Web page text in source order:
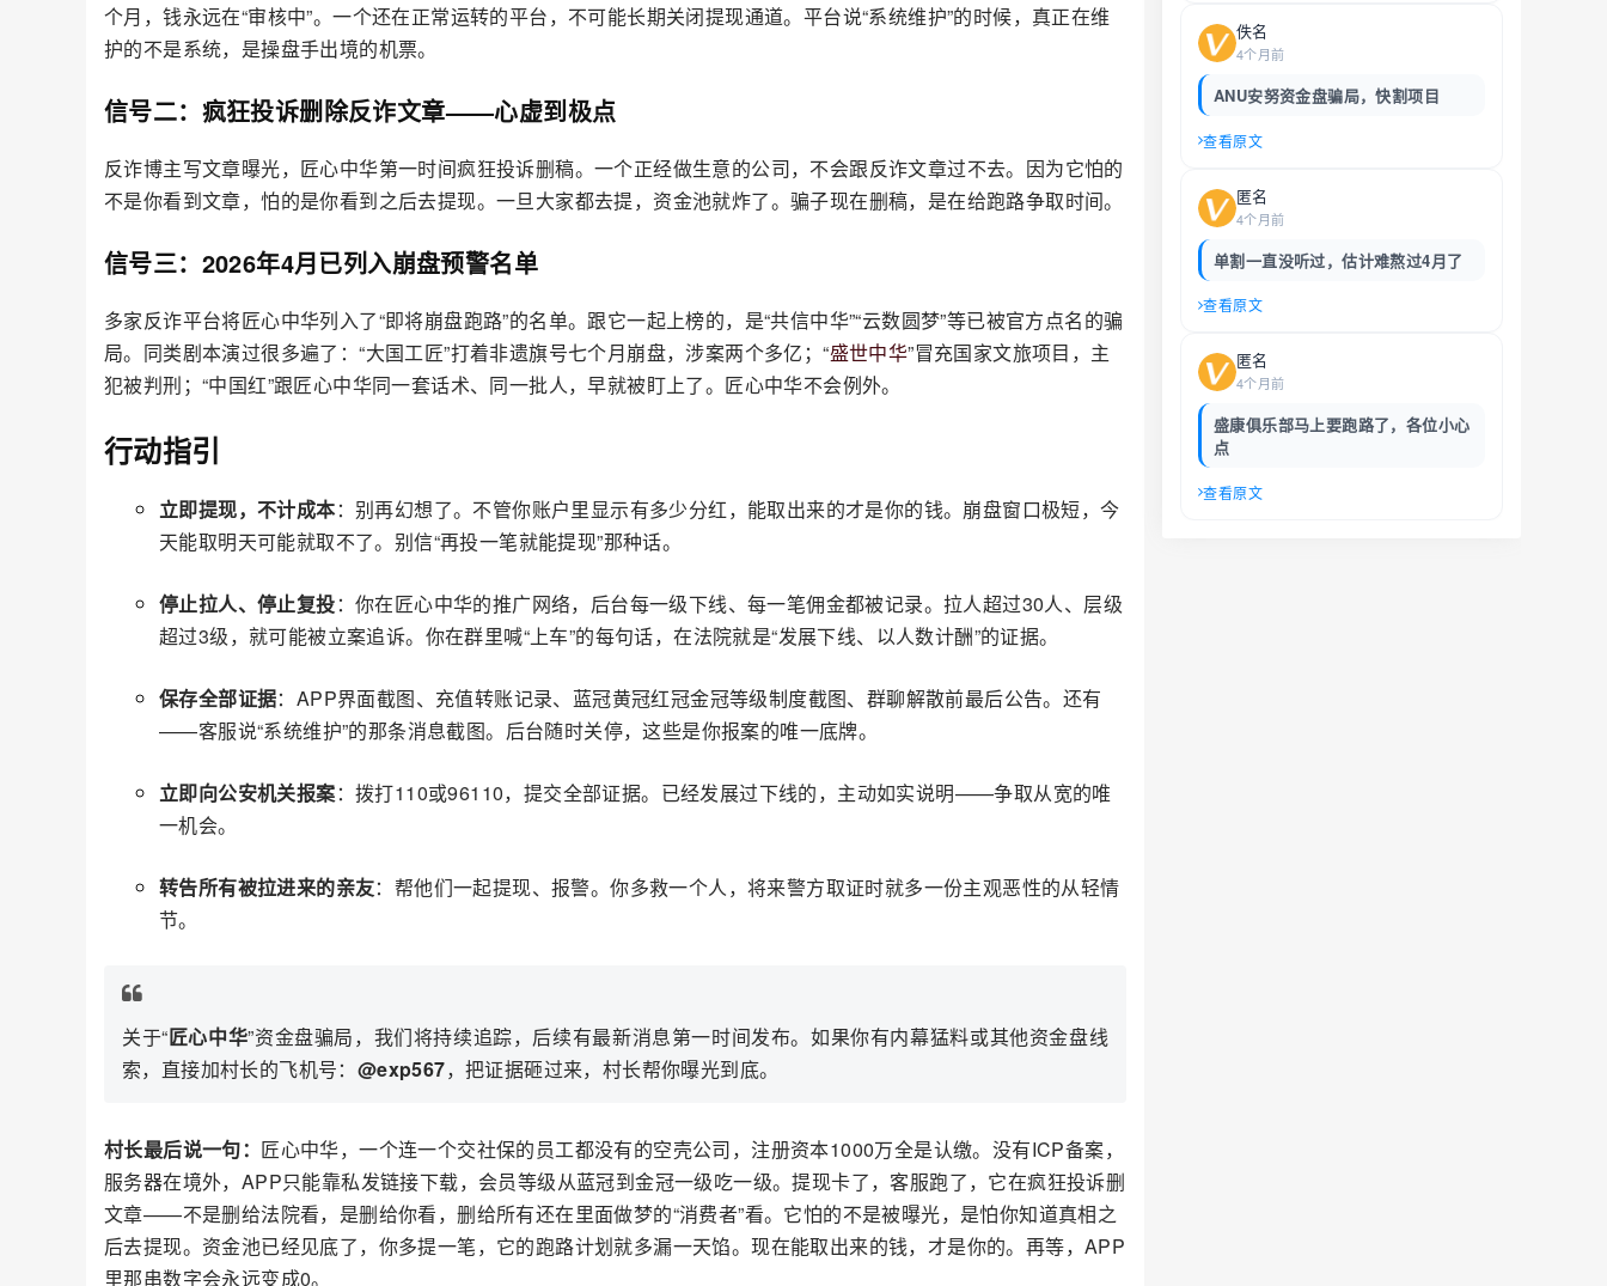
个月，钱永远在“审核中”。一个还在正常运转的平台，不可能长期关闭提现通道。平台说“系统维护”的时候，真正在维
护的不是系统，是操盘手出境的机票。
信号二：疯狂投诉删除反诈文章——心虚到极点
反诈博主写文章曝光，匠心中华第一时间疯狂投诉删稿。一个正经做生意的公司，不会跟反诈文章过不去。因为它怕的
不是你看到文章，怕的是你看到之后去提现。一旦大家都去提，资金池就炸了。骗子现在删稿，是在给跑路争取时间。
信号三：2026年4月已列入崩盘预警名单
多家反诈平台将匠心中华列入了“即将崩盘跑路”的名单。跟它一起上榜的，是“共信中华”“云数圆梦”等已被官方点名的骗
局。同类剧本演过很多遍了：“大国工匠”打着非遗旗号七个月崩盘，涉案两个多亿；“盛世中华”冒充国家文旅项目，主
犯被判刑；“中国红”跟匠心中华同一套话术、同一批人，早就被盯上了。匠心中华不会例外。
行动指引
立即提现，不计成本：别再幻想了。不管你账户里显示有多少分红，能取出来的才是你的钱。崩盘窗口极短，今
天能取明天可能就取不了。别信“再投一笔就能提现”那种话。
停止拉人、停止复投：你在匠心中华的推广网络，后台每一级下线、每一笔佣金都被记录。拉人超过30人、层级
超过3级，就可能被立案追诉。你在群里喊“上车”的每句话，在法院就是“发展下线、以人数计酬”的证据。
保存全部证据：APP界面截图、充值转账记录、蓝冠黄冠红冠金冠等级制度截图、群聊解散前最后公告。还有
——客服说“系统维护”的那条消息截图。后台随时关停，这些是你报案的唯一底牌。
立即向公安机关报案：拨打110或96110，提交全部证据。已经发展过下线的，主动如实说明——争取从宽的唯
一机会。
转告所有被拉进来的亲友：帮他们一起提现、报警。你多救一个人，将来警方取证时就多一份主观恶性的从轻情
节。
关于“匠心中华”资金盘骗局，我们将持续追踪，后续有最新消息第一时间发布。如果你有内幕猛料或其他资金盘线
索，直接加村长的飞机号： @exp567，把证据砸过来，村长帮你曝光到底。
村长最后说一句： 匠心中华，一个连一个交社保的员工都没有的空壳公司，注册资本1000万全是认缴。没有ICP备案，
服务器在境外，APP只能靠私发链接下载，会员等级从蓝冠到金冠一级吃一级。提现卡了，客服跑了，它在疯狂投诉删
文章——不是删给法院看，是删给你看，删给所有还在里面做梦的“消费者”看。它怕的不是被曝光，是怕你知道真相之
后去提现。资金池已经见底了，你多提一笔，它的跑路计划就多漏一天馅。现在能取出来的钱，才是你的。再等，APP
里那串数字会永远变成0。
佚名
4个月前
ANU安努资金盘骗局，快割项目
查看原文
匿名
4个月前
单割一直没听过，估计难熬过4月了
查看原文
匿名
4个月前
盛康俱乐部马上要跑路了，各位小心
点
查看原文